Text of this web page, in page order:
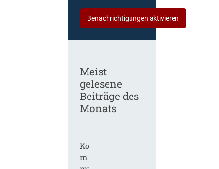
Benachrichtigungen aktivieren
Meist
gelesene
Beiträge des
Monats
Ko
m